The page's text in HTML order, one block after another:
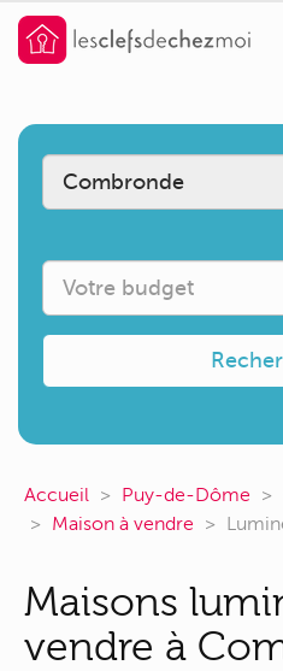
Accueil Puy-de-Dôme
Maison à vendre
Maisons
vendre à